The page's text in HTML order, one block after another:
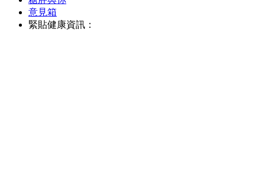
意見箱
緊貼健康資訊：